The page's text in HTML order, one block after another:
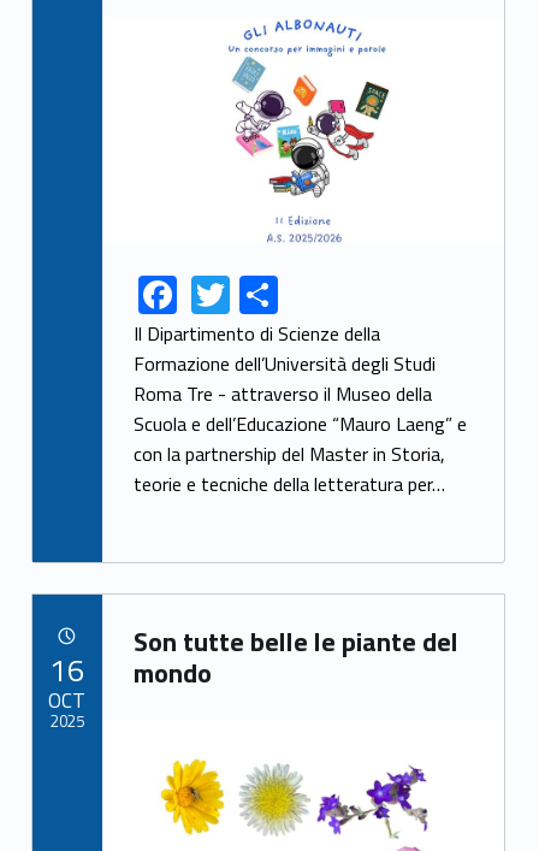
Link identifier share facebook archive #share-link-archive-98785F
ac
e
b
o
o
Link identifier share twitter archive #share-link-archive-22323T
w
itt
er
S
h
ar
e
Il Dipartimento di Scienze della
Formazione dell’Università degli Studi
Roma Tre - attraverso il Museo della
Scuola e dell’Educazione “Mauro Laeng” e
con la partnership del Master in Storia,
teorie e tecniche della letteratura per…
Link identifier archive #link-archive-60628
Son tutte belle le piante del
mondo
16
OCT
2025